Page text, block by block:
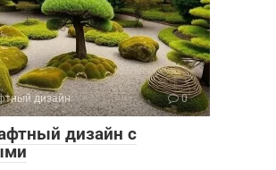
дизайн 0
дизайн с